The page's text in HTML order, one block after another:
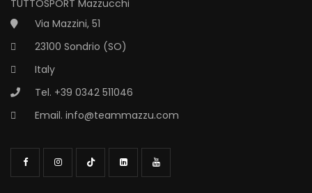
TUTTOSPORT Mazzucchi
Via Mazzini, 51
23100 Sondrio (SO)
Italy
Tel. +39 0342 511046
Email. info@teammazzu.com